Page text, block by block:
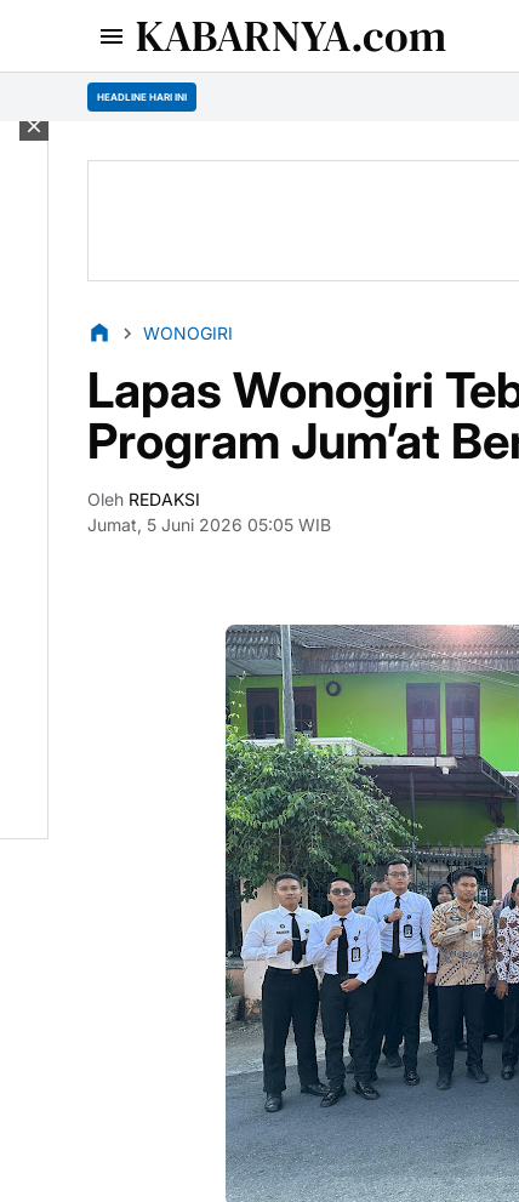
KABARNYA.com
HEADLINE HARI INI
WONOGIRI
Lapas Wonogiri
Program Jum’at
Oleh REDAKSI
Jumat, 5 Juni 2026 05:05 WIB